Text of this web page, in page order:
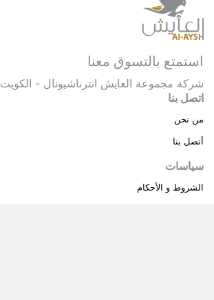
استمتع بالتسوق معنا
شركة مجموعة العايش انترناشيونال - الكويت
اتصل بنا
من نحن
أتصل بنا
سياسات
الشروط و الأحكام